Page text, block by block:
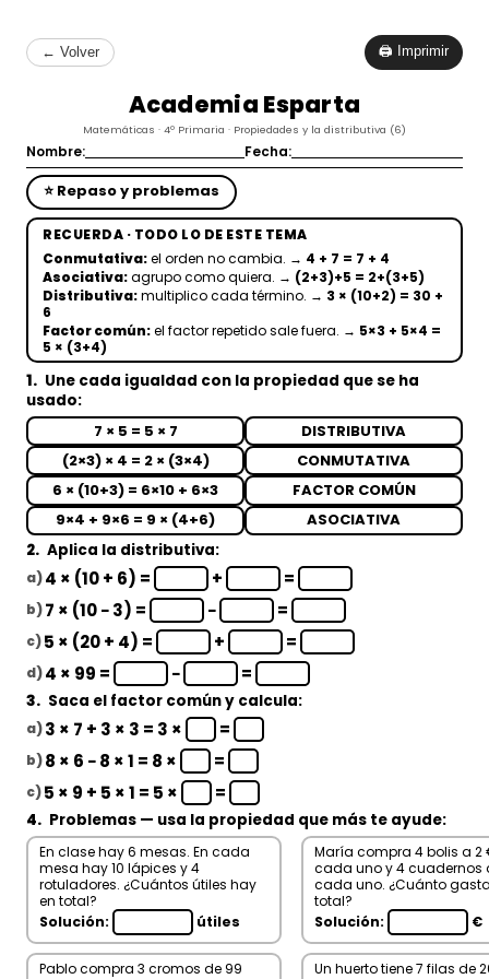
← Volver 🖨 Imprimir
Academia Esparta
Matemáticas · 4º Primaria · Propiedades y la distributiva (6)
Nombre: Fecha:
⭐ Repaso y problemas
RECUERDA · TODO LO DE ESTE TEMA
Conmutativa:el orden no cambia. → 4 + 7 = 7 + 4
Asociativa:agrupo como quiera. → (2+3)+5 = 2+(3+5)
Distributiva:multiplico cada término. → 3 × (10+2) = 30 +
6
Factor común:el factor repetido sale fuera. → 5×3 + 5×4 =
5 × (3+4)
1. Une cada igualdad con la propiedad que se ha
usado:
7 × 5 = 5 × 7
(2×3) × 4 = 2 × (3×4)
6 × (10+3) = 6×10 + 6×3
9×4 + 9×6 = 9 × (4+6)
DISTRIBUTIVA
CONMUTATIVA
FACTOR COMÚN
ASOCIATIVA
2. Aplica la distributiva:
a)4 × (10 + 6) = + =
b)7 × (10 − 3) = − =
c)5 × (20 + 4) = + =
d)4 × 99 = − =
3. Saca el factor común y calcula:
a)3 × 7 + 3 × 3 = 3 × =
b)8 × 6 − 8 × 1 = 8 × =
c)5 × 9 + 5 × 1 = 5 × =
4. Problemas — usa la propiedad que más te ayude:
En clase hay 6 mesas. En cada
mesa hay 10 lápices y 4
rotuladores. ¿Cuántos útiles hay
en total?
Solución:
útiles
María compra 4 bolis a 2
cada uno y 4 cuadernos
cada uno. ¿Cuánto
total?
Solución:
€
Pablo compra 3 cromos de 99
Un huerto tiene 7 filas de